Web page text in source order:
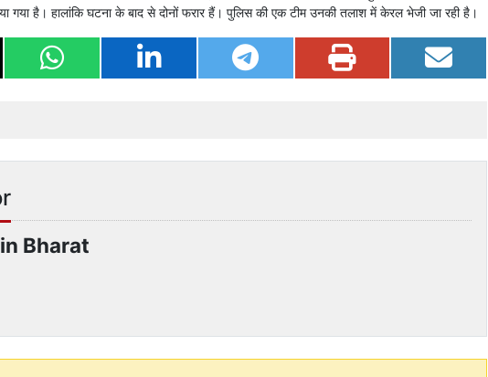
गया है। हालांकि घटना के बाद से दोनों फरार हैं। पुलिस की एक टीम उनकी तलाश में केरल भेजी जा रही है।
Bharat